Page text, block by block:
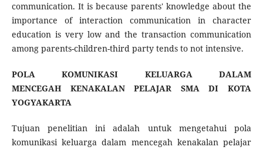
communication. It is because parents' knowledge about the
importance of interaction communication in character
education is very low and the transaction communication
among parents-children-third party tends to not intensive.
POLA KOMUNIKASI KELUARGA DALAM
MENCEGAH KENAKALAN PELAJAR SMA DI KOTA
YOGYAKARTA
Tujuan penelitian ini adalah untuk mengetahui pola
komunikasi keluarga dalam mencegah kenakalan pelajar